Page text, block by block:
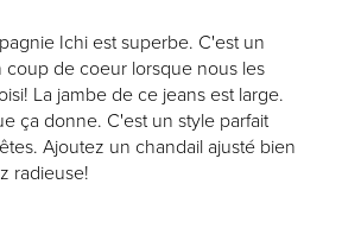
Ichi est superbe. C'est un
coup de coeur lorsque nous les
La jambe de ce jeans est large.
ça donne. C'est un style parfait
Ajoutez un chandail ajusté bien
radieuse!